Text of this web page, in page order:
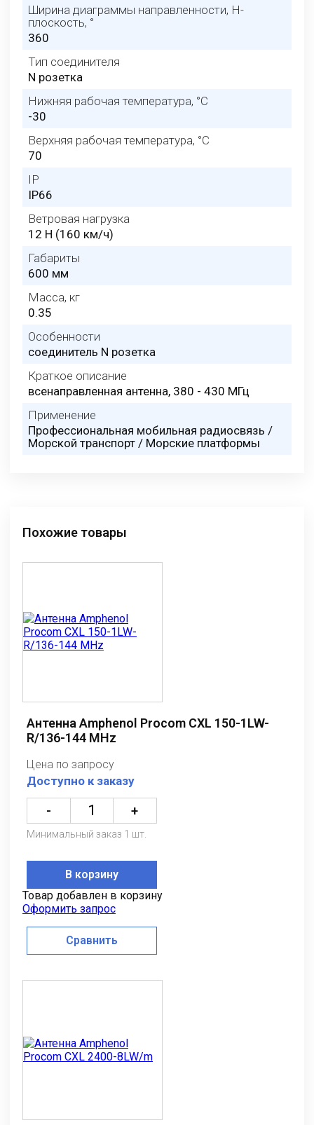
Ширина диаграммы направленности, H-
плоскость, °
360
Тип соединителя
N розетка
Нижняя рабочая температура, °C
-30
Верхняя рабочая температура, °C
70
IP
IP66
Ветровая нагрузка
12 Н (160 км/ч)
Габариты
600 мм
Масса, кг
0.35
Особенности
соединитель N розетка
Краткое описание
всенаправленная антенна, 380 - 430 МГц
Применение
Профессиональная мобильная радиосвязь /
Морской транспорт / Морские платформы
Похожие товары
Антенна Amphenol Procom CXL 150-1LW-
R/136-144 MHz
Цена по запросу
Доступно к заказу
- +
Минимальный заказ 1 шт.
В корзину
Товар добавлен в корзину
Оформить запрос
Сравнить